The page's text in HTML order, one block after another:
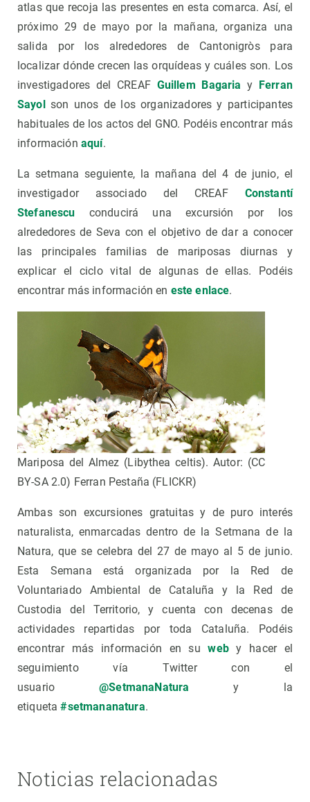
atlas que recoja las presentes en esta comarca. Así, el
próximo 29 de mayo por la mañana, organiza una
salida por los alrededores de Cantonigròs para
localizar dónde crecen las orquídeas y cuáles son. Los
investigadores del CREAF Guillem Bagaria y Ferran
Sayolson unos de los organizadores y participantes
habituales de los actos del GNO. Podéis encontrar más
información aquí.
La setmana seguiente, la mañana del 4 de junio, el
investigador associado del CREAF Constantí
Stefanescu conducirá una excursión por los
alrededores de Seva con el objetivo de dar a conocer
las principales familias de mariposas diurnas y
explicar el ciclo vital de algunas de ellas. Podéis
encontrar más información en este enlace.
Mariposa del Almez (Libythea celtis). Autor: (CC
BY-SA 2.0) Ferran Pestaña (FLICKR)
Ambas son excursiones gratuitas y de puro interés
naturalista, enmarcadas dentro de la Setmana de la
Natura, que se celebra del 27 de mayo al 5 de junio.
Esta Semana está organizada por la Red de
Voluntariado Ambiental de Cataluña y la Red de
Custodia del Territorio, y cuenta con decenas de
actividades repartidas por toda Cataluña. Podéis
encontrar más información en suweby hacer el
seguimiento vía Twitter con el
usuario@SetmanaNatura y la
etiqueta#setmananatura.
Noticias relacionadas